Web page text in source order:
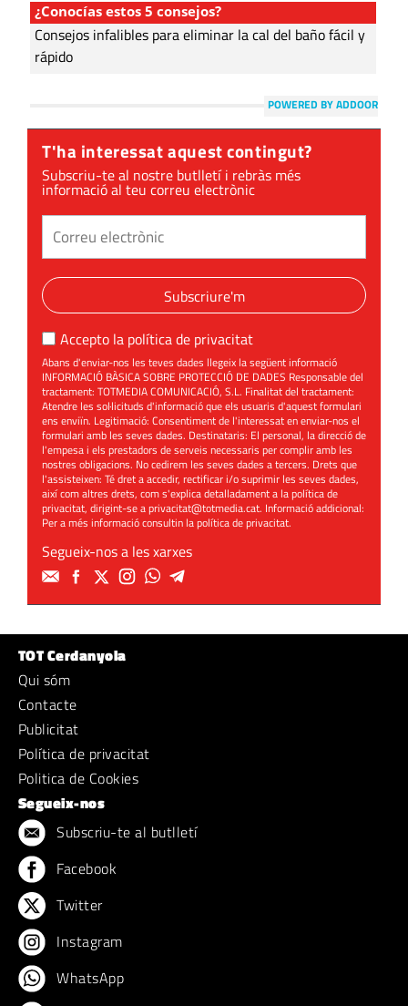
¿Conocías estos 5 consejos?
Consejos infalibles para eliminar la cal del baño fácil y
rápido
POWERED BY ADDOOR
T'ha interessat aquest contingut?
Subscriu-te al nostre butlletí i rebràs més
informació al teu correu electrònic
Subscriure'm
Accepto la política de privacitat
Abans d'enviar-nos les teves dades llegeix la següent informació
INFORMACIÓ BÀSICA SOBRE PROTECCIÓ DE DADES Responsable del
tractament: TOTMEDIA COMUNICACIÓ, S.L. Finalitat del tractament:
Atendre les sol·licituds d'informació que els usuaris d'aquest formulari
ens enviïn. Legitimació: Consentiment de l'interessat en enviar-nos el
formulari amb les seves dades. Destinataris: El personal, la direcció de
l'empesa i els prestadors de serveis necessaris per complir amb les
nostres obligacions. No cedirem les seves dades a tercers. Drets que
l'assisteixen: Té dret a accedir, rectificar i/o suprimir les seves dades,
així com altres drets, com s'explica detalladament a la política de
privacitat, dirigint-se aprivacitat@totmedia.cat. Informació addicional:
Per a més informació consultin lapolítica de privacitat.
Segueix-nos a les xarxes
TOT Cerdanyola
Qui sóm
Contacte
Publicitat
Política de privacitat
Politica de Cookies
Segueix-nos
Subscriu-te al butlletí
Facebook
Twitter
Instagram
WhatsApp